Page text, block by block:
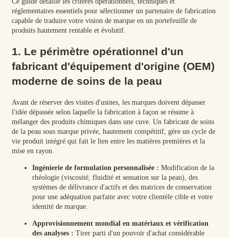
réglementaires essentiels pour sélectionner un partenaire de fabrication
capable de traduire votre vision de marque en un portefeuille de
produits hautement rentable et évolutif.
1. Le périmètre opérationnel d'un
fabricant d'équipement d'origine (OEM)
moderne de soins de la peau
Avant de réserver des visites d'usines, les marques doivent dépasser
l'idée dépassée selon laquelle la fabrication à façon se résume à
mélanger des produits chimiques dans une cuve. Un fabricant de soins
de la peau sous marque privée, hautement compétitif, gère un cycle de
vie produit intégré qui fait le lien entre les matières premières et la
mise en rayon.
Ingénierie de formulation personnalisée : Modification de la
rhéologie (viscosité, fluidité et sensation sur la peau), des
systèmes de délivrance d'actifs et des matrices de conservation
pour une adéquation parfaite avec votre clientèle cible et votre
identité de marque.
Approvisionnement mondial en matériaux et vérification
des analyses : Tirer parti d'un pouvoir d'achat considérable